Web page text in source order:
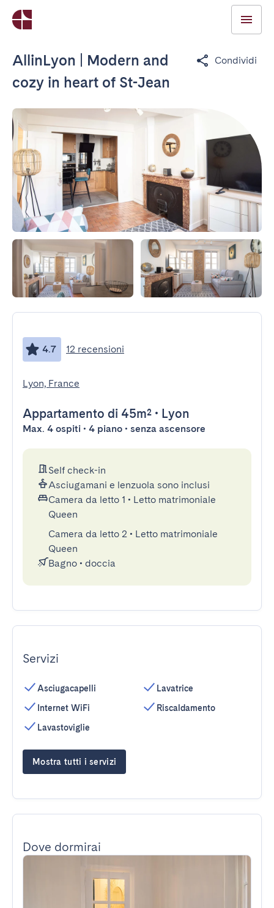
AllinLyon | Modern and
cozy in heart of St-Jean
Condividi
4.7 12 recensioni
Lyon, France
Appartamento di 45m² • Lyon
Max. 4 ospiti • 4 piano • senza ascensore
Self check-in
Asciugamani e lenzuola sono inclusi
Camera da letto 1 • Letto matrimoniale
Queen
Camera da letto 2 • Letto matrimoniale
Queen
Bagno • doccia
Servizi
Asciugacapelli
Internet WiFi
Lavastoviglie
Lavatrice
Riscaldamento
Mostra tutti i servizi
Dove dormirai